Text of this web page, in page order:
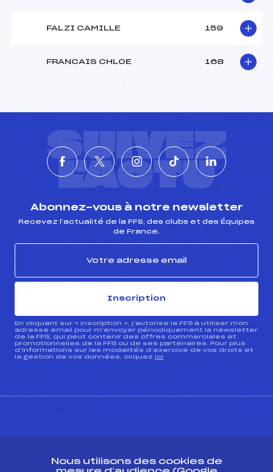
FALZI CAMILLE 159
FRANCAIS CHLOE 168
SUIVEZ
L'ACTU
Abonnez-vous à notre newsletter
Recevez l’actualité de la FFS, des clubs et des Équipes
de France.
Inscription
En cliquant sur « inscription », j’autorise la FFS à utiliser mon
adresse email pour m’envoyer périodiquement la newsletter
de la FFS, qui peut contenir des offres commerciales et
promotionnelles de la FFS ou de ses partenaires. Pour plus
d’informations sur les modalités d’exercice de vos droits et
la gestion de vos données, cliquez ici
Nous utilisons des cookies de